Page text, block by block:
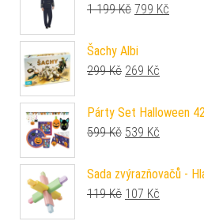
1 199Kč Původní cena
799 Kč
Šachy Albi
299Kč Původní cena
269 Kč
Párty Set Halloween
599Kč Původní cena
539 Kč
Sada zvýrazňovačů -
119Kč Původní cena
107 Kč